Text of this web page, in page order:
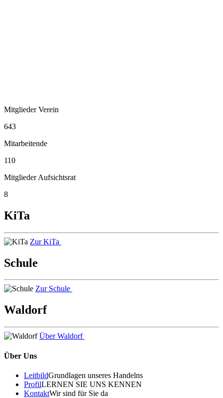
Mitglieder Verein
643
Mitarbeitende
110
Mitglieder Aufsichtsrat
8
KiTa
Zur KiTa
Schule
Zur Schule
Waldorf
Über Waldorf
Über Uns
LeitbildGrundlagen unseres Handelns
ProfilLERNEN SIE UNS KENNEN
KontaktWir sind für Sie da